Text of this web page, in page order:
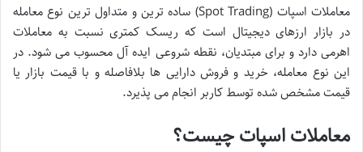
معاملات اسپات (Spot Trading) ساده ترین و متداول ترین نوع معامله
در بازار ارزهای دیجیتال است که ریسک کمتری نسبت به معاملات
اهرمی دارد و برای مبتدیان، نقطه شروعی ایده آل محسوب می شود. در
این نوع معامله، خرید و فروش دارایی ها بلافاصله و با قیمت بازار یا
قیمت مشخص شده توسط کاربر انجام می پذیرد.
معاملات اسپات چیست؟